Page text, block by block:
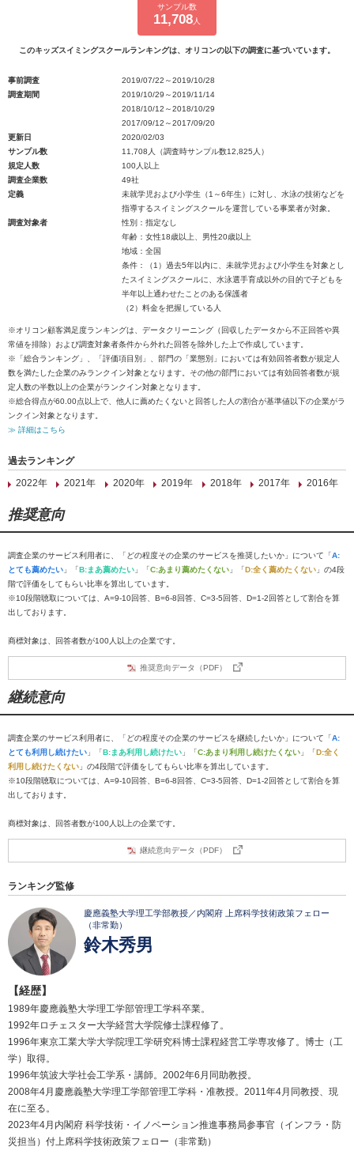
サンプル数
11,708 人
このキッズスイミングスクールランキングは、オリコンの以下の調査に基づいています。
事前調査
2019/07/22～2019/10/28
調査期間
2019/10/29～2019/11/14
2018/10/12～2018/10/29
2017/09/12～2017/09/20
更新日
2020/02/03
サンプル数
11,708人（調査時サンプル数12,825人）
規定人数
100人以上
調査企業数
49社
定義
未就学児および小学生（1～6年生）に対し、水泳の技術などを
指導するスイミングスクールを運営している事業者が対象。
調査対象者
性別：指定なし
年齢：女性18歳以上、男性20歳以上
地域：全国
条件：（1）過去5年以内に、未就学児および小学生を対象とし
たスイミングスクールに、水泳選手育成以外の目的で子どもを
半年以上通わせたことのある保護者
（2）料金を把握している人
※オリコン顧客満足度ランキングは、データクリーニング（回収したデータから不正回答や異
常値を排除）および調査対象者条件から外れた回答を除外した上で作成しています。
※「総合ランキング」、「評価項目別」、部門の「業態別」においては有効回答者数が規定人
数を満たした企業のみランクイン対象となります。その他の部門においては有効回答者数が規
定人数の半数以上の企業がランクイン対象となります。
※総合得点が60.00点以上で、他人に薦めたくないと回答した人の割合が基準値以下の企業がラ
ンクイン対象となります。
≫ 詳細はこちら
過去ランキング
2022年
2021年 2020年 2019年 2018年 2017年 2016年
推奨意向
調査企業のサービス利用者に、「どの程度その企業のサービスを推奨したいか」について「A:
とても薦めたい 」「B:まあ薦めたい 」「C:あまり薦めたくない 」「D:全く薦めたくない 」の4段
階で評価をしてもらい比率を算出しています。
※10段階聴取については、A=9-10回答、B=6-8回答、C=3-5回答、D=1-2回答として割合を算
出しております。
商標対象は、回答者数が100人以上の企業です。
推奨意向データ（PDF）
継続意向
調査企業のサービス利用者に、「どの程度その企業のサービスを継続したいか」について「A:
とても利用し続けたい 」「B:まあ利用し続けたい 」「C:あまり利用し続けたくない 」「D:全く
利用し続けたくない 」の4段階で評価をしてもらい比率を算出しています。
※10段階聴取については、A=9-10回答、B=6-8回答、C=3-5回答、D=1-2回答として割合を算
出しております。
商標対象は、回答者数が100人以上の企業です。
継続意向データ（PDF）
ランキング監修
慶應義塾大学理工学部教授／内閣府 上席科学技術政策フェロー
（非常勤）
鈴木秀男
【経歴】
1989年慶應義塾大学理工学部管理工学科卒業。
1992年ロチェスター大学経営大学院修士課程修了。
1996年東京工業大学大学院理工学研究科博士課程経営工学専攻修了。博士（工
学）取得。
1996年筑波大学社会工学系・講師。2002年6月同助教授。
2008年4月慶應義塾大学理工学部管理工学科・准教授。2011年4月同教授、現
在に至る。
2023年4月内閣府 科学技術・イノベーション推進事務局参事官（インフラ・防
災担当）付上席科学技術政策フェロー（非常勤）